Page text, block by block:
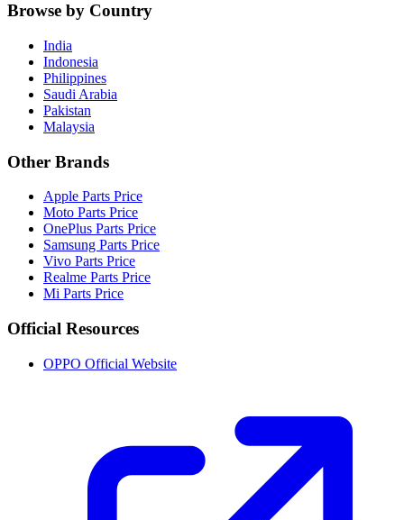
Browse by Country
India
Indonesia
Philippines
Saudi Arabia
Pakistan
Malaysia
Other Brands
Apple Parts Price
Moto Parts Price
OnePlus Parts Price
Samsung Parts Price
Vivo Parts Price
Realme Parts Price
Mi Parts Price
Official Resources
OPPO Official Website